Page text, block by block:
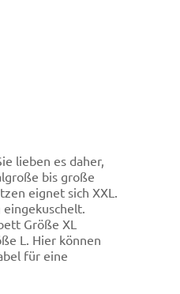
lieben es daher,
bis große
eignet sich XXL.
Größe XL
L. Hier können
für eine